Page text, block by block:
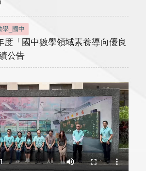
學_國中
度「國中數學領域素養導向優良
公告